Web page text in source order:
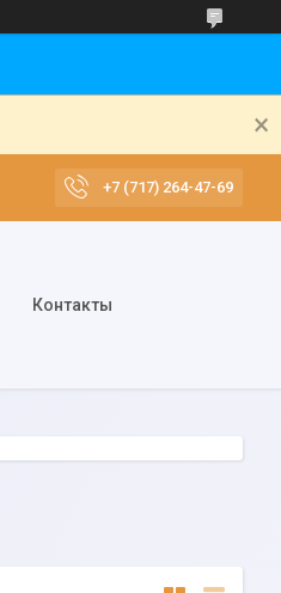
+7 (717) 264-47-69
Контакты